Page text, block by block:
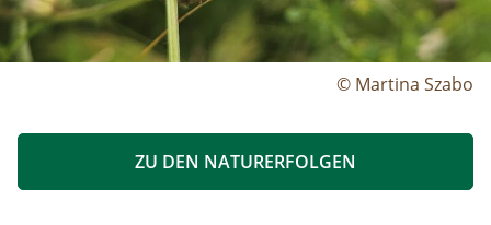
© Martina Szabo
ZU DEN NATURERFOLGEN